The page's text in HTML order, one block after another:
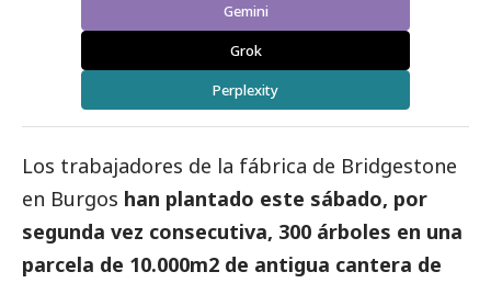
Gemini
Grok
Perplexity
Los trabajadores de la fábrica de Bridgestone
en Burgos han plantado este sábado, por
segunda vez consecutiva, 300 árboles en una
parcela de 10.000m2 de antigua cantera de